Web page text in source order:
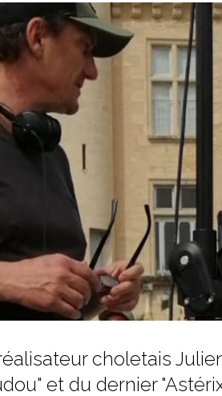
choletais
et du dernier